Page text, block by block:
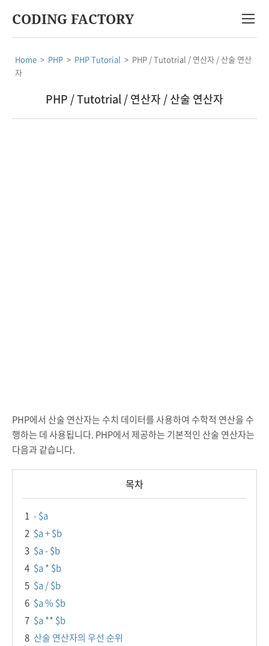
CODING FACTORY
Home > PHP > PHP Tutorial > PHP / Tutotrial / 연산자 / 산술 연산
자
PHP / Tutotrial / 연산자 / 산술 연산자
PHP에서 산술 연산자는 수치 데이터를 사용하여 수학적 연산을 수
행하는 데 사용됩니다. PHP에서 제공하는 기본적인 산술 연산자는
다음과 같습니다.
목차
1 - $a
2 $a + $b
3 $a - $b
4 $a * $b
5 $a / $b
6 $a % $b
7 $a ** $b
8 산술 연산자의 우선 순위